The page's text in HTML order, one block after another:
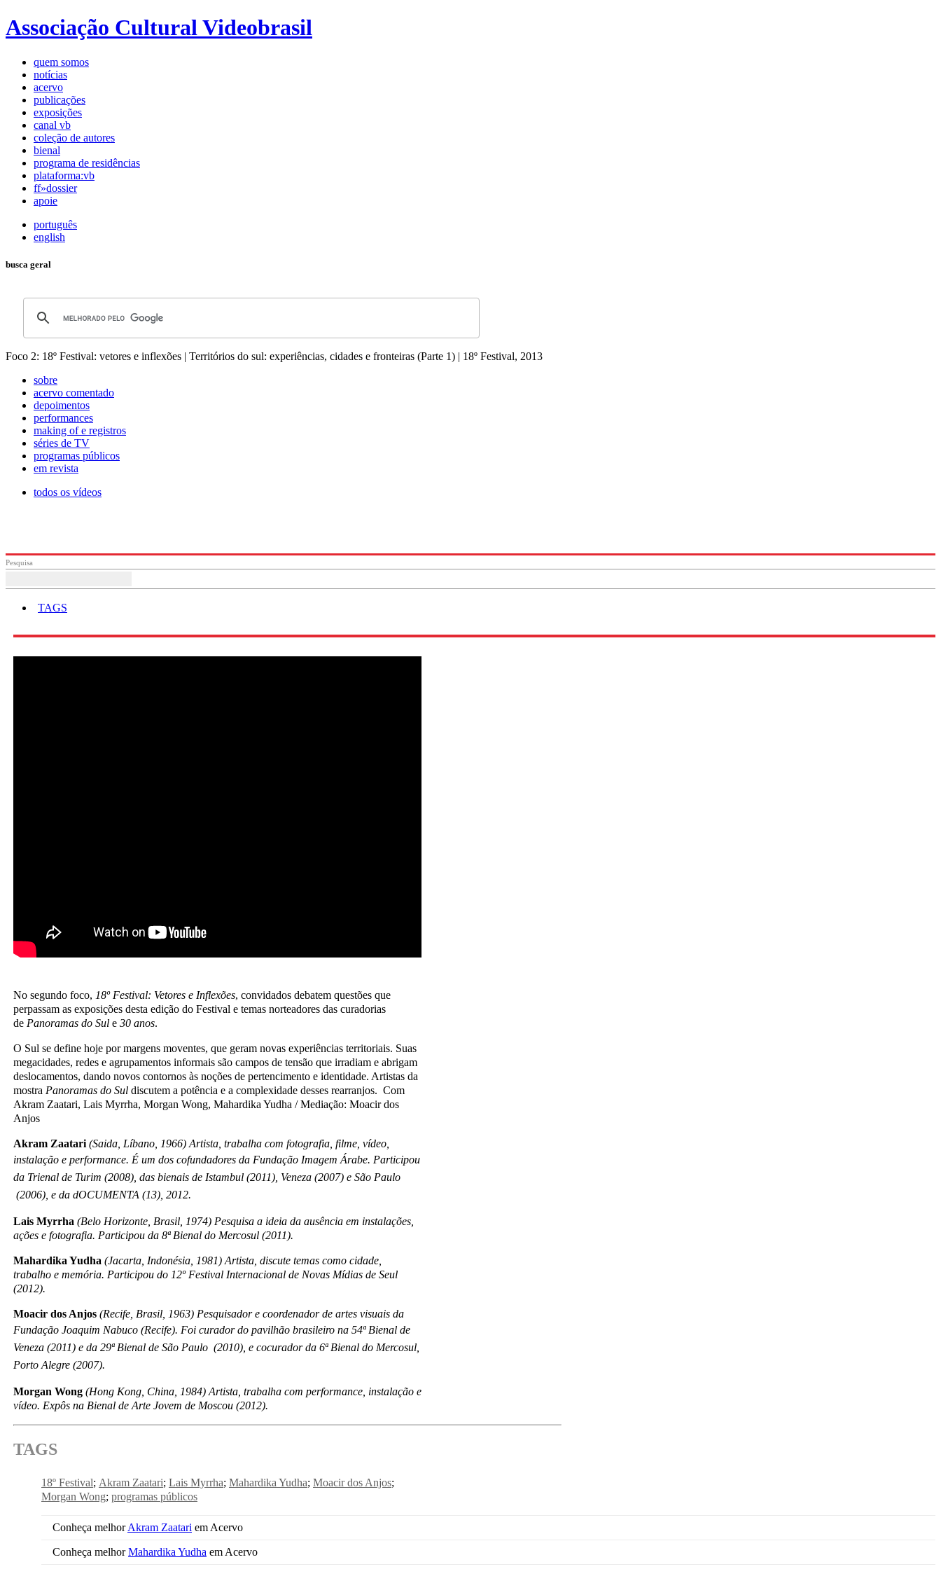
Associação Cultural Videobrasil
quem somos
notícias
acervo
publicações
exposições
canal vb
coleção de autores
bienal
programa de residências
plataforma:vb
ff»dossier
apoie
português
english
busca geral
Foco 2: 18º Festival: vetores e inflexões | Territórios do sul: experiências, cidades e fronteiras (Parte 1) | 18º Festival, 2013
sobre
acervo comentado
depoimentos
performances
making of e registros
séries de TV
programas públicos
em revista
todos os vídeos
Pesquisa
TAGS
No segundo foco, 18º Festival: Vetores e Inflexões, convidados debatem questões que
perpassam as exposições desta edição do Festival e temas norteadores das curadorias
de Panoramas do Sul e 30 anos.
O Sul se define hoje por margens moventes, que geram novas experiências territoriais. Suas
megacidades, redes e agrupamentos informais são campos de tensão que irradiam e abrigam
deslocamentos, dando novos contornos às noções de pertencimento e identidade. Artistas da
mostra Panoramas do Sul discutem a potência e a complexidade desses rearranjos. Com
Akram Zaatari, Lais Myrrha, Morgan Wong, Mahardika Yudha / Mediação: Moacir dos
Anjos
Akram Zaatari (Saida, Líbano, 1966) Artista, trabalha com fotografia, filme, vídeo,
instalação e performance. É um dos cofundadores da Fundação Imagem Árabe. Participou
da Trienal de Turim (2008), das bienais de Istambul (2011), Veneza (2007) e São Paulo
(2006), e da dOCUMENTA (13), 2012.
Lais Myrrha (Belo Horizonte, Brasil, 1974) Pesquisa a ideia da ausência em instalações,
ações e fotografia. Participou da 8ª Bienal do Mercosul (2011).
Mahardika Yudha (Jacarta, Indonésia, 1981) Artista, discute temas como cidade,
trabalho e memória. Participou do 12º Festival Internacional de Novas Mídias de Seul
(2012).
Moacir dos Anjos (Recife, Brasil, 1963) Pesquisador e coordenador de artes visuais da
Fundação Joaquim Nabuco (Recife). Foi curador do pavilhão brasileiro na 54ª Bienal de
Veneza (2011) e da 29ª Bienal de São Paulo (2010), e cocurador da 6ª Bienal do Mercosul,
Porto Alegre (2007).
Morgan Wong (Hong Kong, China, 1984) Artista, trabalha com performance, instalação e
vídeo. Expôs na Bienal de Arte Jovem de Moscou (2012).
TAGS
18º Festival Akram Zaatari Lais Myrrha Mahardika Yudha Moacir dos Anjos
Morgan Wong programas públicos
Conheça melhorAkram Zaatari em Acervo
Conheça melhorMahardika Yudha em Acervo